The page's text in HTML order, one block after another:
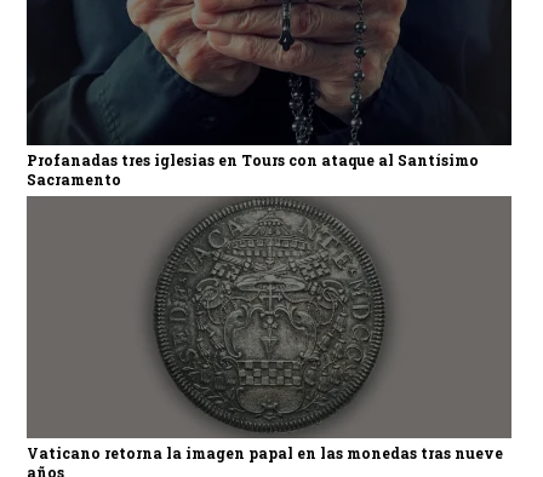
Profanadas tres iglesias en Tours con ataque al Santísimo
Sacramento
Vaticano retorna la imagen papal en las monedas tras nueve
años